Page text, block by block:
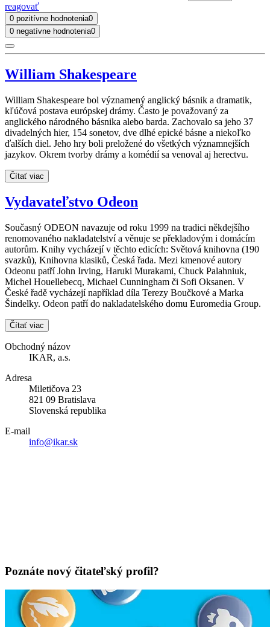
reagovať
0 pozitívne hodnotenia0
0 negatívne hodnotenia0
William Shakespeare
William Shakespeare bol významený anglický básnik a dramatik,
kľúčová postava európskej drámy. Často je považovaný za
anglického národného básnika alebo barda. Zachovalo sa jeho 37
divadelných hier, 154 sonetov, dve dlhé epické básne a niekoľko
ďalších diel. Jeho hry boli preložené do všetkých významnejších
jazykov. Okrem tvorby drámy a komédií sa venoval aj herectvu.
Čítať viac
Vydavateľstvo Odeon
Současný ODEON navazuje od roku 1999 na tradici někdejšího
renomovaného nakladatelství a věnuje se překladovým i domácím
autorům. Knihy vycházejí v těchto edicích: Světová knihovna (190
svazků), Knihovna klasiků, Česká řada. Mezi kmenové autory
Odeonu patří John Irving, Haruki Murakami, Chuck Palahniuk,
Michel Houellebecq, Michael Cunningham či Sofi Oksanen. V
České řadě vycházejí například díla Terezy Boučkové a Marka
Šindelky. Odeon patří do nakladatelského domu Euromedia Group.
Čítať viac
Obchodný názov
IKAR, a.s.
Adresa
Miletičova 23
821 09 Bratislava
Slovenská republika
E-mail
info@ikar.sk
Poznáte nový čitateľský profil?